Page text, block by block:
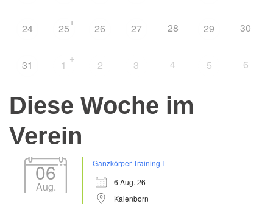
24 25+ 26 27 28 29 30
31 1 + 2 3 4 5 6
Diese Woche im
Verein
06
Aug.
Ganzkörper Training I
6 Aug. 26
Kalenborn